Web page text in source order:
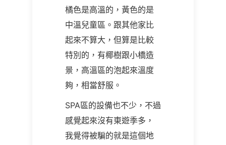
橘色是高溫的，黃色的是
中溫兒童區。跟其他家比
起來不算大，但算是比較
特別的，有椰樹跟小橋造
景，高溫區的泡起來溫度
夠，相當舒服。
SPA區的設備也不少，不過
感覺起來沒有東遊季多，
我覺得被騙的就是這個地